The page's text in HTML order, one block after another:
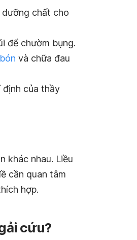
chất cho
để chườm bụng.
và chữa đau
của thầy
khác nhau. Liều
cần quan tâm
hợp.
cứu?